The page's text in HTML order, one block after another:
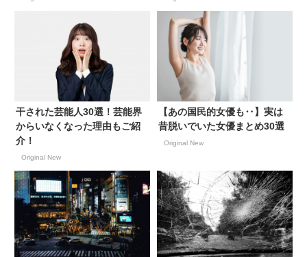
干された芸能人30選！芸能界
からいなくなった理由もご紹
介！
Original New
【あの国民的女優も‥】実は
昔脱いでいた女優まとめ30選
Original New